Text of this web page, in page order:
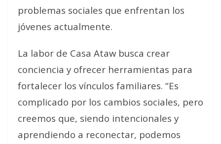
problemas sociales que enfrentan los
jóvenes actualmente.
La labor de Casa Ataw busca crear
conciencia y ofrecer herramientas para
fortalecer los vínculos familiares. “Es
complicado por los cambios sociales, pero
creemos que, siendo intencionales y
aprendiendo a reconectar, podemos